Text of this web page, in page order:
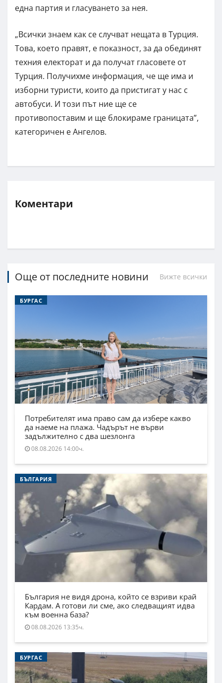
една партия и гласуването за нея.
„Всички знаем как се случват нещата в Турция.
Това, което правят, е показност, за да обединят
техния електорат и да получат гласовете от
Турция. Получихме информация, че ще има и
изборни туристи, които да пристигат у нас с
автобуси. И този път ние ще се
противопоставим и ще блокираме границата”,
категоричен е Ангелов.
Коментари
Още от последните новини Вижте всички
БУРГАС
Потребителят има право сам да избере какво
да наеме на плажа. Чадърът не върви
задължително с два шезлонга
08.08.2026 14:00ч.
БЪЛГАРИЯ
България не видя дрона, който се взриви край
Кардам. А готови ли сме, ако следващият идва
към военна база?
08.08.2026 13:35ч.
БУРГАС